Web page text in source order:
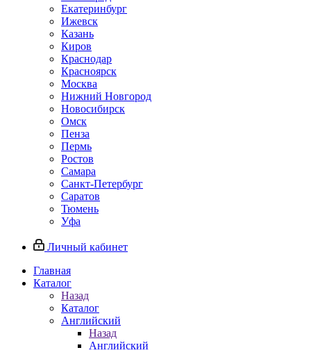
Екатеринбург
Ижевск
Казань
Киров
Краснодар
Красноярск
Москва
Нижний Новгород
Новосибирск
Омск
Пенза
Пермь
Ростов
Самара
Санкт-Петербург
Саратов
Тюмень
Уфа
Личный кабинет
Главная
Каталог
Назад
Каталог
Английский
Назад
Английский